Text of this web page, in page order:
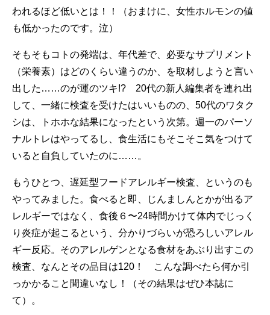
われるほど低いとは！！（おまけに、女性ホルモンの値
も低かったのです。泣）
そもそもコトの発端は、年代差で、必要なサプリメント
（栄養素）はどのくらい違うのか、を取材しようと言い
出した……のが運のツキ!? 20代の新人編集者を連れ出
して、一緒に検査を受けたはいいものの、50代のワタク
シは、トホホな結果になったという次第。週一のパーソ
ナルトレはやってるし、食生活にもそこそこ気をつけて
いると自負していたのに……。
もうひとつ、遅延型フードアレルギー検査、というのも
やってみました。食べると即、じんましんとかが出るア
レルギーではなく、食後６〜24時間かけて体内でじっく
り炎症が起こるという、分かりづらいが恐ろしいアレル
ギー反応。そのアレルゲンとなる食材をあぶり出すこの
検査、なんとその品目は120！ こんな調べたら何か引
っかかること間違いなし！（その結果はぜひ本誌に
て）。